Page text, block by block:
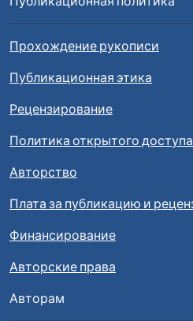
Прохождение рукописи
Публикационная этика
Рецензирование
Политика открытого доступа
Авторство
Плата за публикацию и
Финансирование
Авторские права
Авторам